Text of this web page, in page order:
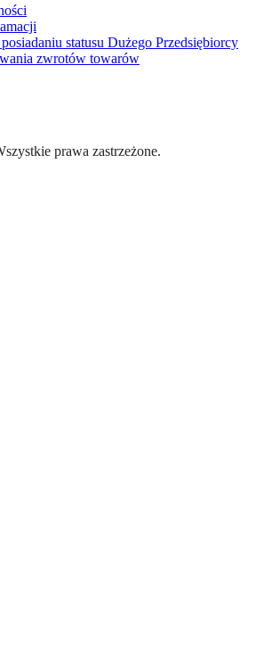
statusu Dużego Przedsiębiorcy
zwrotów towarów
prawa zastrzeżone.